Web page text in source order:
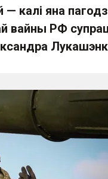
калі яна
вайны РФ